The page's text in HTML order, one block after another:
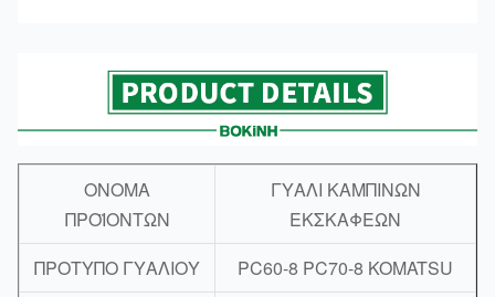
ΟΝΟΜΑ
ΠΡΟΪΟΝΤΩΝ
ΓΥΑΛΙ ΚΑΜΠΙΝΩΝ
ΕΚΣΚΑΦΕΩΝ
ΠΡΟΤΥΠΟ ΓΥΑΛΙΟΥ
PC60-8 PC70-8 KOMATSU